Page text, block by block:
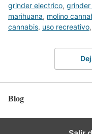
grinder electrico, grinder
marihuana, molino
cannabis, uso recreativo,
Blog